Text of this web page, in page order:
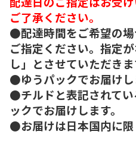
ご了承ください。
●配達時間をご希望の
ご指定ください。指定
し」とさせていただきま
●ゆうパックでお届けし
●チルドと表記されて
ックでお届けします。
●お届けは日本国内に限